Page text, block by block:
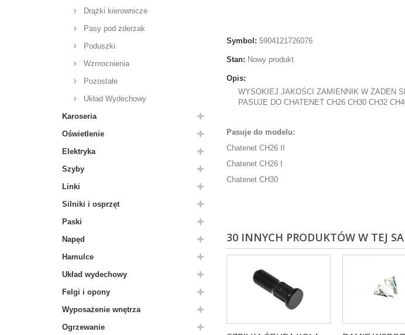
Drążki kierownicze
Pasy pod zderzak
Poduszki
Wzmocnienia
Pozostałe
Układ Wydechowy
Karoseria
Oświetlenie
Elektryka
Szyby
Linki
Silniki i osprzęt
Paski
Napęd
Hamulce
Układ wydechowy
Felgi i opony
Wyposażenie wnętrza
Ogrzewanie
Symbol: 5904121726076
Stan: Nowy produkt
Opis:
WYSOKIEJ JAKOŚCI ZAMIENNIK W ŻADEN
PASUJE DO CHATENET CH26 CH30 CH32
Pasuje do modelu:
Chatenet CH26 II
Chatenet CH26 I
Chatenet CH30
30 INNYCH PRODUKTÓW W TEJ